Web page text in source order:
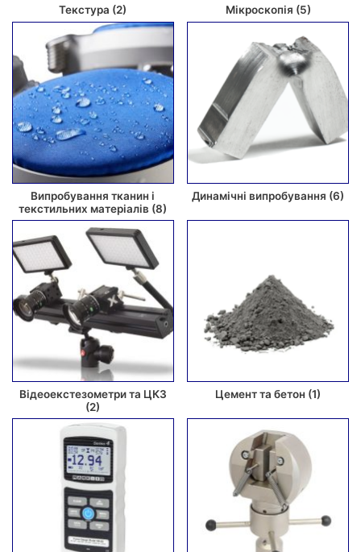
Текстура (2) Мікроскопія (5)
Випробування тканин і
текстильних матеріалів (8)
Динамічні випробування (6)
Відеоекстезометри та ЦКЗ
(2)
Цемент та бетон (1)